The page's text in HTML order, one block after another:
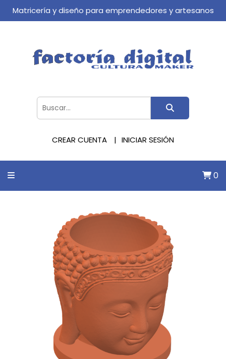
Matricería y diseño para emprendedores y artesanos
CREAR CUENTA INICIAR SESIÓN
0